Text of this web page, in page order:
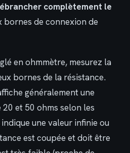
complètement le
bornes de connexion de
en ohmmètre, mesurez la
bornes de la résistance.
généralement une
et 50 ohms selon les
une valeur infinie ou
est coupée et doit être